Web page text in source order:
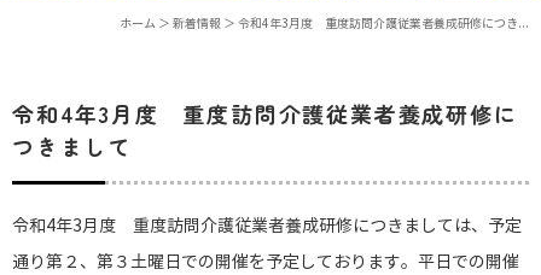
ホーム ＞ 新着情報 ＞ 令和4年3月度 重度訪問介護従業者養成研修につき...
令和4年3月度 重度訪問介護従業者養成研修に
つきまして
令和4年3月度 重度訪問介護従業者養成研修につきましては、予定
通り第２、第３土曜日での開催を予定しております。平日での開催